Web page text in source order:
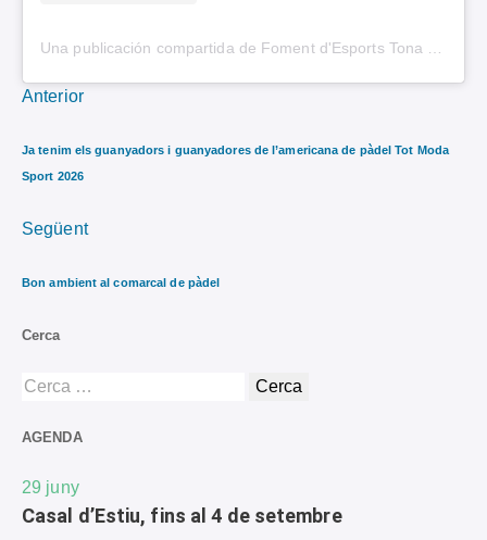
Anterior
Ja tenim els guanyadors i guanyadores de l’americana de pàdel Tot Moda
Sport 2026
Següent
Bon ambient al comarcal de pàdel
Cerca
AGENDA
29 juny
Casal d’Estiu, fins al 4 de setembre